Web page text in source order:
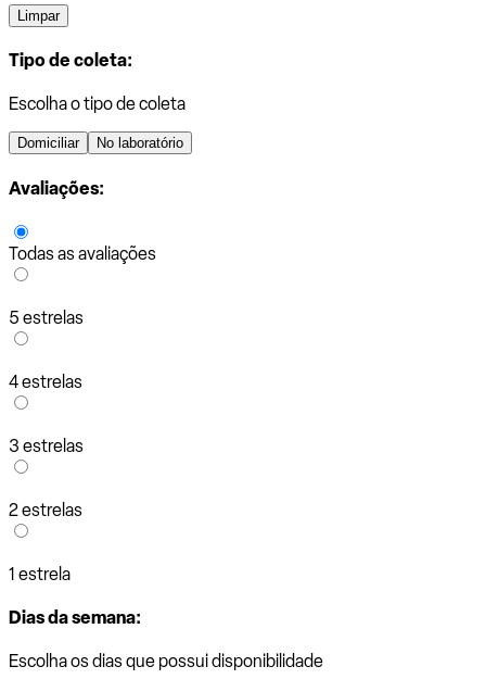
Limpar
Tipo de coleta:
Escolha o tipo de coleta
Domiciliar No laboratório
Avaliações:
Todas as avaliações
5 estrelas
4 estrelas
3 estrelas
2 estrelas
1 estrela
Dias da semana:
Escolha os dias que possui disponibilidade